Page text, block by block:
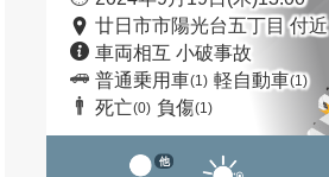
廿日市市陽光台五丁目 付近
車両相互 小破事故
普通乗用車(1) 軽自動車(1)
死亡(0) 負傷(1)
他